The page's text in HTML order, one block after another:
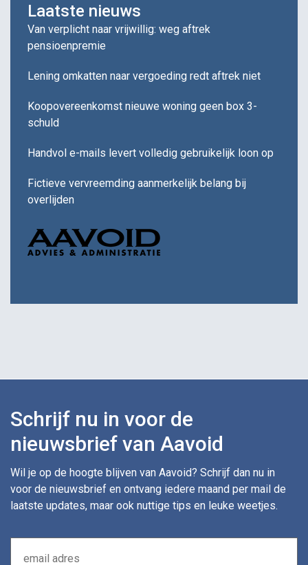
Laatste nieuws
Van verplicht naar vrijwillig: weg aftrek
pensioenpremie
Lening omkatten naar vergoeding redt aftrek niet
Koopovereenkomst nieuwe woning geen box 3-
schuld
Handvol e-mails levert volledig gebruikelijk loon op
Fictieve vervreemding aanmerkelijk belang bij
overlijden
Schrijf nu in voor de
nieuwsbrief van Aavoid
Wil je op de hoogte blijven van Aavoid? Schrijf dan nu in
voor de nieuwsbrief en ontvang iedere maand per mail de
laatste updates, maar ook nuttige tips en leuke weetjes.